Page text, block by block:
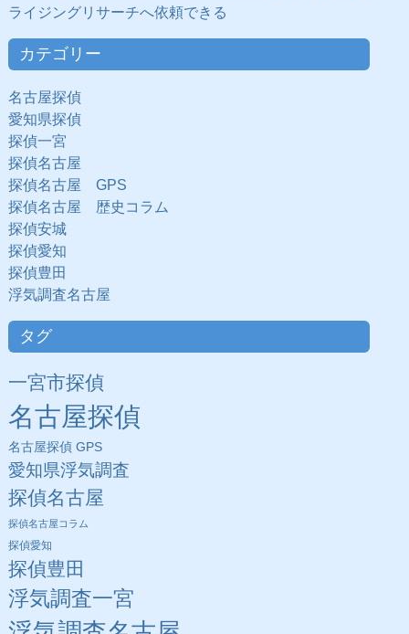
ライジングリサーチへ依頼できる
カテゴリー
名古屋探偵
愛知県探偵
探偵一宮
探偵名古屋
探偵名古屋 GPS
探偵名古屋 歴史コラム
探偵安城
探偵愛知
探偵豊田
浮気調査名古屋
タグ
一宮市探偵
名古屋探偵
名古屋探偵 GPS
愛知県浮気調査
探偵名古屋
探偵名古屋コラム
探偵愛知
探偵豊田
浮気調査一宮